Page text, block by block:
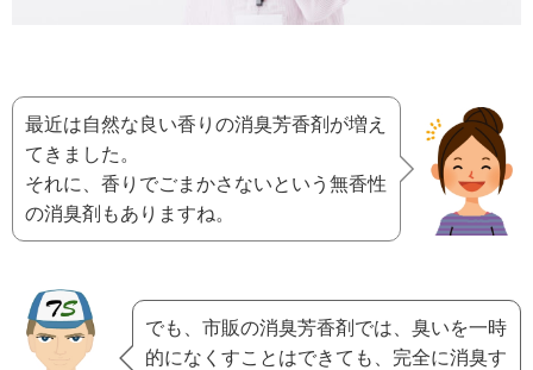
最近は自然な良い香りの消臭芳香剤が増え
てきました。
それに、香りでごまかさないという無香性
の消臭剤もありますね。
でも、市販の消臭芳香剤では、臭いを一時
的になくすことはできても、完全に消臭す